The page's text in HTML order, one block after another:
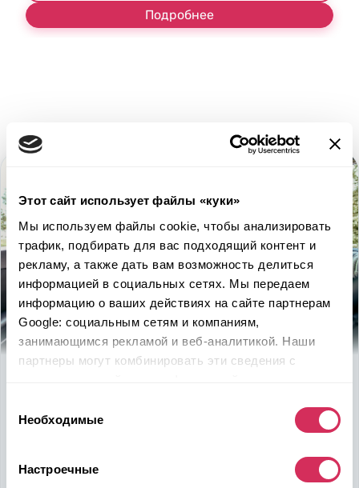
Этот сайт использует файлы «куки»
Мы используем файлы cookie, чтобы анализировать
трафик, подбирать для вас подходящий контент и
рекламу, а также дать вам возможность делиться
информацией в социальных сетях. Мы передаем
информацию о ваших действиях на сайте партнерам
Google: социальным сетям и компаниям,
занимающимся рекламой и веб-аналитикой. Наши
партнеры могут комбинировать эти сведения с
вами их сервисов.
согласия
Необходимые
Настроечные
Подробнее
откроет перед вами дополнительные перспективы. Кроме
ожидаемого результата, вы получите реальные выгоды.